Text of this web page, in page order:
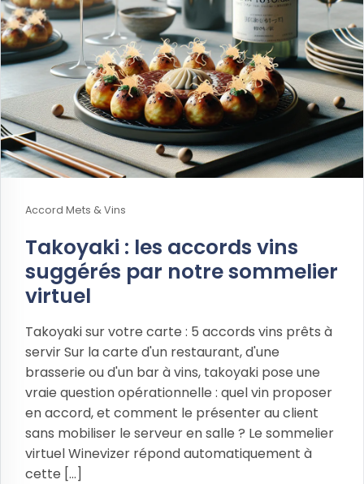
Accord Mets & Vins
Takoyaki : les accords vins
suggérés par notre sommelier
virtuel
Takoyaki sur votre carte : 5 accords vins prêts à
servir Sur la carte d'un restaurant, d'une
brasserie ou d'un bar à vins, takoyaki pose une
vraie question opérationnelle : quel vin proposer
en accord, et comment le présenter au client
sans mobiliser le serveur en salle ? Le sommelier
virtuel Winevizer répond automatiquement à
cette [...]